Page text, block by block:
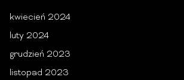
kwiecień 2024
luty 2024
grudzień 2023
listopad 2023